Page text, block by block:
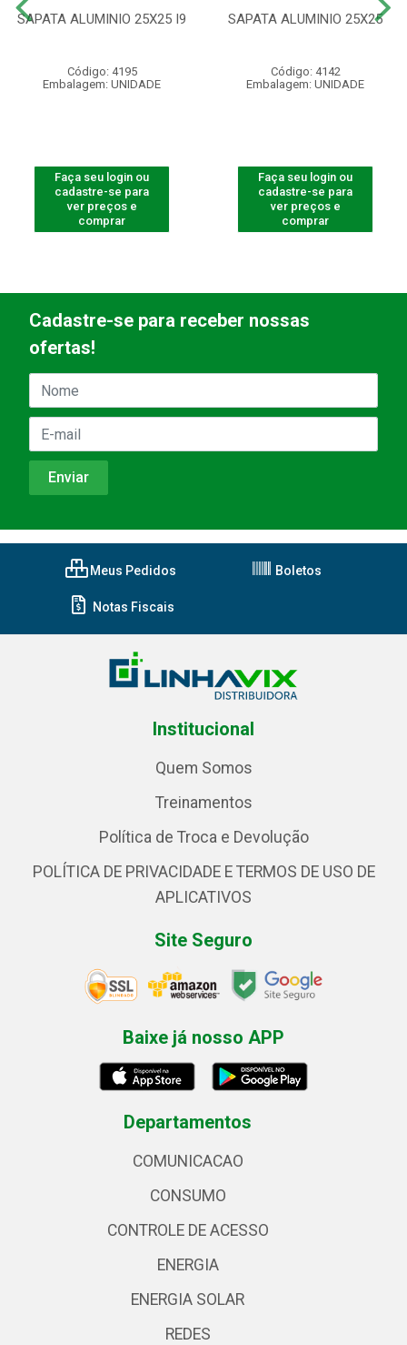
SAPATA ALUMINIO 25X25 I9
Código: 4195
Embalagem: UNIDADE
Faça seu login ou
cadastre-se para
ver preços e
comprar
SAPATA ALUMINIO 25X25
Código: 4142
Embalagem: UNIDADE
Faça seu login ou
cadastre-se para
ver preços e
comprar
Cadastre-se para receber nossas
ofertas!
Meus Pedidos Boletos
Notas Fiscais
Institucional
Quem Somos
Treinamentos
Política de Troca e Devolução
POLÍTICA DE PRIVACIDADE E TERMOS DE USO DE
APLICATIVOS
Site Seguro
Baixe já nosso APP
Departamentos
COMUNICACAO
CONSUMO
CONTROLE DE ACESSO
ENERGIA
ENERGIA SOLAR
REDES